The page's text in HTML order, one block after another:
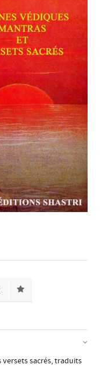
sacrés, traduits